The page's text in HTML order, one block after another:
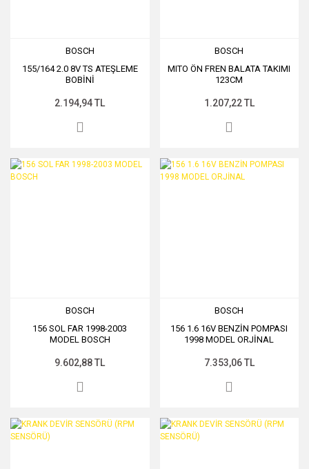
BOSCH
155/164 2.0 8V TS ATEŞLEME
BOBİNİ
2.194,94 TL
BOSCH
MITO ÖN FREN BALATA TAKIMI
123CM
1.207,22 TL
BOSCH
156 SOL FAR 1998-2003
MODEL BOSCH
9.602,88 TL
BOSCH
156 1.6 16V BENZİN POMPASI
1998 MODEL ORJİNAL
7.353,06 TL